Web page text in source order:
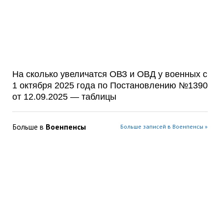
На сколько увеличатся ОВЗ и ОВД у военных с
1 октября 2025 года по Постановлению №1390
от 12.09.2025 — таблицы
Больше в Военпенсы Больше записей в Военпенсы »